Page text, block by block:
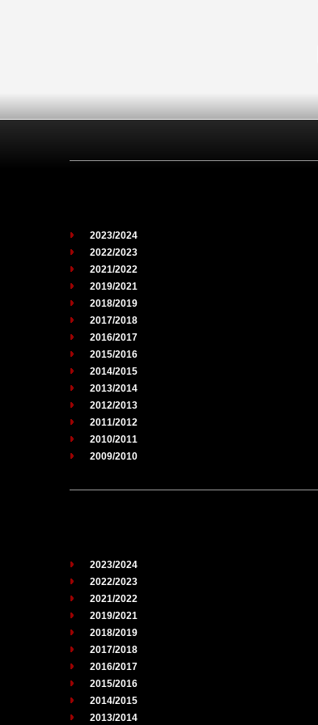
2023/2024
2022/2023
2021/2022
2019/2021
2018/2019
2017/2018
2016/2017
2015/2016
2014/2015
2013/2014
2012/2013
2011/2012
2010/2011
2009/2010
2023/2024
2022/2023
2021/2022
2019/2021
2018/2019
2017/2018
2016/2017
2015/2016
2014/2015
2013/2014